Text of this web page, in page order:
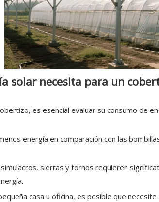
solar necesita para un
es esencial evaluar su consumo de
energía en comparación con las
sierras y tornos requieren
casa u oficina, es posible que